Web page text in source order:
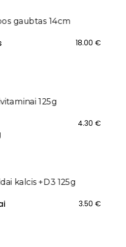
18.00 €
4.30 €
3.50 €